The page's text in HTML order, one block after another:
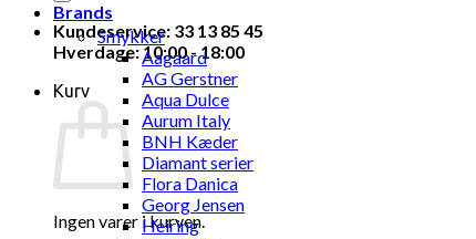
Kundeservice: 33 13 85 45
Hverdage: 10:00 - 18:00
Kurv
Ingen varer i kurven.
Brands
Smykker
Aagaard
AG Gerstner
Aqua Dulce
Aurum Italy
BNH Kæder
Diamant serier
Flora Danica
Georg Jensen
Heiring